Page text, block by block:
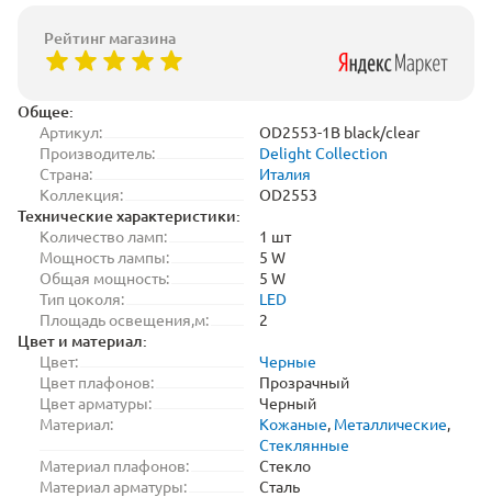
Общее:
Артикул:
OD2553-1B black/clear
Производитель:
Delight Collection
Страна:
Италия
Коллекция:
OD2553
Технические характеристики:
Количество ламп:
1 шт
Мощность лампы:
5 W
Общая мощность:
5 W
Тип цоколя:
LED
Площадь освещения,м:
2
Цвет и материал:
Цвет:
Черные
Цвет плафонов:
Прозрачный
Цвет арматуры:
Черный
Материал:
Кожаные, Металлические,
Стеклянные
Материал плафонов:
Стекло
Материал арматуры:
Сталь
Рейтинг магазина